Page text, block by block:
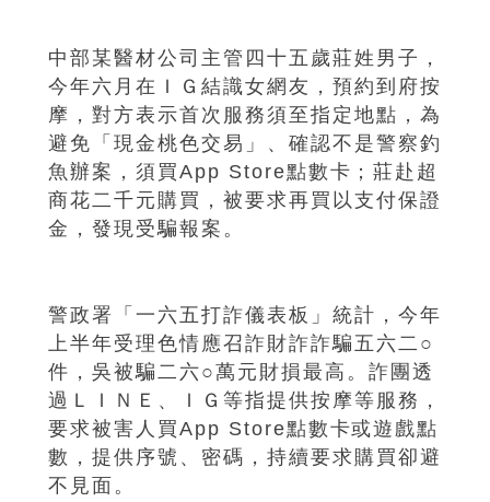
中部某醫材公司主管四十五歲莊姓男子，
今年六月在ＩＧ結識女網友，預約到府按
摩，對方表示首次服務須至指定地點，為
避免「現金桃色交易」、確認不是警察釣
魚辦案，須買App Store點數卡；莊赴超
商花二千元購買，被要求再買以支付保證
金，發現受騙報案。
警政署「一六五打詐儀表板」統計，今年
上半年受理色情應召詐財詐詐騙五六二○
件，吳被騙二六○萬元財損最高。詐團透
過ＬＩＮＥ、ＩＧ等指提供按摩等服務，
要求被害人買App Store點數卡或遊戲點
數，提供序號、密碼，持續要求購買卻避
不見面。